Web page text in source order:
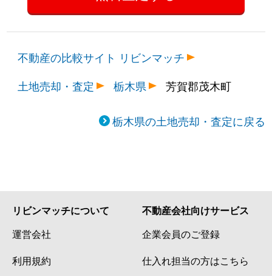
不動産の比較サイト リビンマッチ
土地売却・査定
栃木県 芳賀郡茂木町
栃木県の土地売却・査定に戻る
リビンマッチについて
運営会社
利用規約
不動産会社向けサービス
企業会員のご登録
仕入れ担当の方はこちら